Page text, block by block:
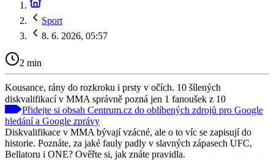
Sport
8. 6. 2026, 05:57
2 min
Kousance, rány do rozkroku i prsty v očích. 10 šílených
diskvalifikací v MMA správně pozná jen 1 fanoušek z 10
Přidejte si obsah Centrum.cz do oblíbených zdrojů pro Google
hledání a Google zprávy
Diskvalifikace v MMA bývají vzácné, ale o to víc se zapisují do
historie. Poznáte, za jaké fauly padly v slavných zápasech UFC,
Bellatoru i ONE? Ověřte si, jak znáte pravidla.